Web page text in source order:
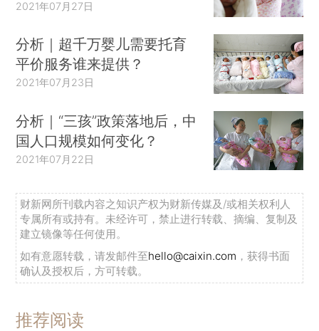
2021年07月27日
分析｜超千万婴儿需要托育
平价服务谁来提供？
2021年07月23日
分析｜“三孩”政策落地后，中
国人口规模如何变化？
2021年07月22日
财新网所刊载内容之知识产权为财新传媒及/或相关权利人
专属所有或持有。未经许可，禁止进行转载、摘编、复制及
建立镜像等任何使用。
如有意愿转载，请发邮件至hello@caixin.com ，获得书面
确认及授权后，方可转载。
推荐阅读